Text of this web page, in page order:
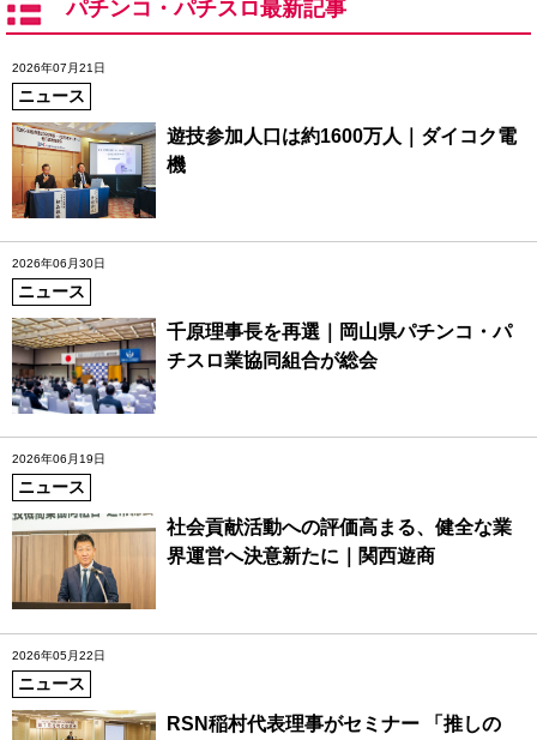
パチンコ・パチスロ最新記事
2026年07月21日
ニュース
遊技参加人口は約1600万人｜ダイコク電
機
2026年06月30日
ニュース
千原理事長を再選｜岡山県パチンコ・パ
チスロ業協同組合が総会
2026年06月19日
ニュース
社会貢献活動への評価高まる、健全な業
界運営へ決意新たに｜関西遊商
2026年05月22日
ニュース
RSN稲村代表理事がセミナー 「推しの